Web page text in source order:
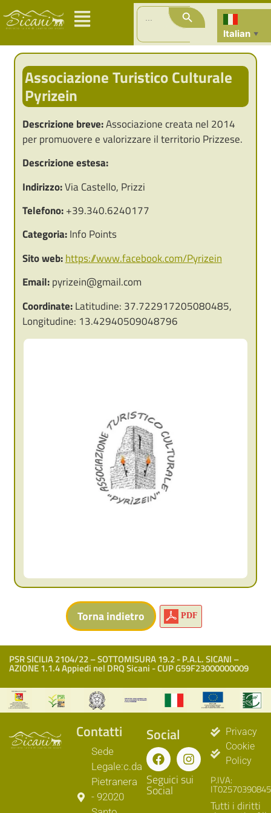
Search
for:
Search Button
Italian ▼
Associazione Turistico Culturale
Pyrizein
Descrizione breve:Associazione creata nel 2014
per promuovere e valorizzare il territorio Prizzese.
Descrizione estesa:
Indirizzo:Via Castello, Prizzi
Telefono:+39.340.6240177
Categoria:Info Points
Sito web: https://www.facebook.com/Pyrizein
Email:pyrizein@gmail.com
Coordinate:Latitudine: 37.722917205080485,
Longitudine: 13.42940509048796
PDF
PSR SICILIA 2104/22 – SOTTOMISURA 19.2 - P.A.L. SICANI –
AZIONE 1.1.4 Appiedi nel DRQ Sicani - CUP G59F23000000009
Contatti
Sede
Legale:c.da
Pietranera
- 92020
Social
Seguici sui
Social
Privacy
Cookie
Policy
P.IVA:
IT02570390845
Tutti i diritti